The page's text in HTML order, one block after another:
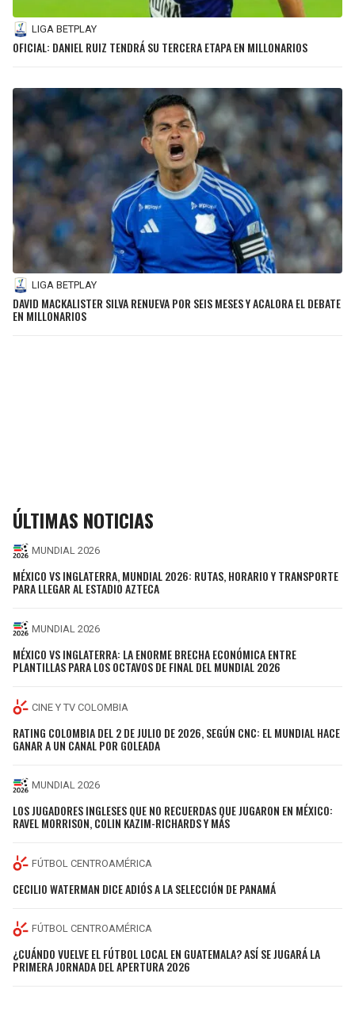
LIGA BETPLAY
OFICIAL: DANIEL RUIZ TENDRÁ SU TERCERA ETAPA EN MILLONARIOS
LIGA BETPLAY
DAVID MACKALISTER SILVA RENUEVA POR SEIS MESES Y ACALORA EL DEBATE
EN MILLONARIOS
ÚLTIMAS NOTICIAS
MUNDIAL 2026
MÉXICO VS INGLATERRA, MUNDIAL 2026: RUTAS, HORARIO Y TRANSPORTE
PARA LLEGAR AL ESTADIO AZTECA
MUNDIAL 2026
MÉXICO VS INGLATERRA: LA ENORME BRECHA ECONÓMICA ENTRE
PLANTILLAS PARA LOS OCTAVOS DE FINAL DEL MUNDIAL 2026
CINE Y TV COLOMBIA
RATING COLOMBIA DEL 2 DE JULIO DE 2026, SEGÚN CNC: EL MUNDIAL HACE
GANAR A UN CANAL POR GOLEADA
MUNDIAL 2026
LOS JUGADORES INGLESES QUE NO RECUERDAS QUE JUGARON EN MÉXICO:
RAVEL MORRISON, COLIN KAZIM-RICHARDS Y MÁS
FÚTBOL CENTROAMÉRICA
CECILIO WATERMAN DICE ADIÓS A LA SELECCIÓN DE PANAMÁ
FÚTBOL CENTROAMÉRICA
¿CUÁNDO VUELVE EL FÚTBOL LOCAL EN GUATEMALA? ASÍ SE JUGARÁ LA
PRIMERA JORNADA DEL APERTURA 2026